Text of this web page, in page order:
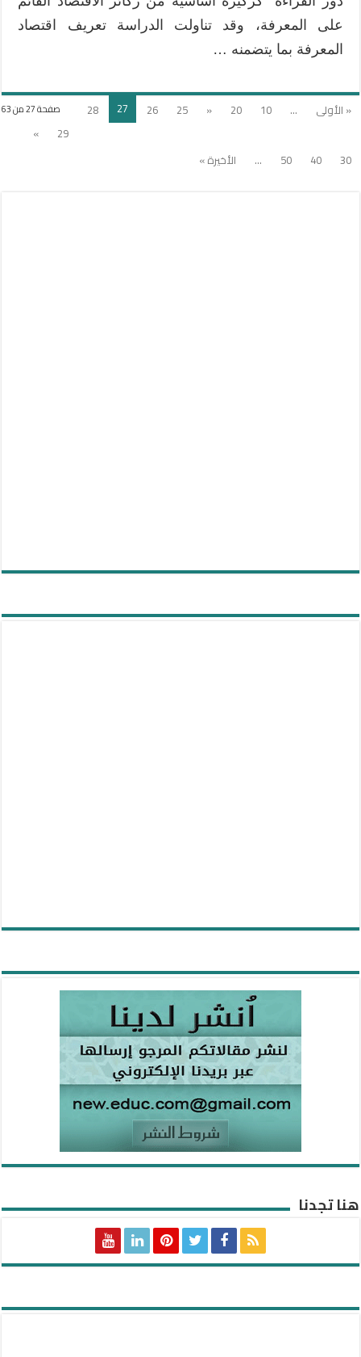
على المعرفة، وقد تناولت الدراسة تعريف اقتصاد
المعرفة بما يتضمنه …
صفحة 27 من 63 « الأولى ...
10
20
«
25
26
27
28
29
»
30
40
50
... الأخيرة »
هنا تجدنا